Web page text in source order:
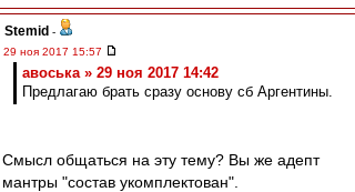
Stemid -
29 ноя 2017 15:57
авоська » 29 ноя 2017 14:42
Предлагаю брать сразу основу сб Аргентины.
Смысл общаться на эту тему? Вы же адепт
мантры "состав укомплектован".